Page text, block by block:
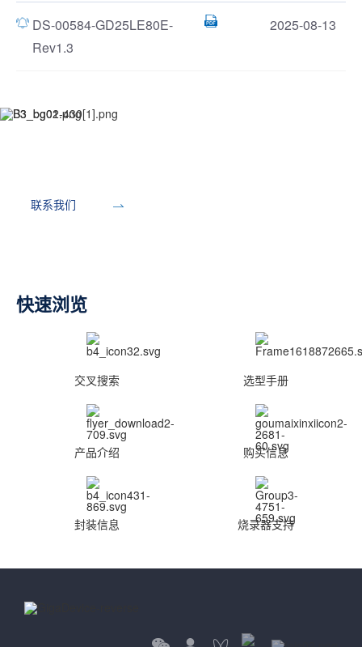
DS-00584-GD25LE80E-
Rev1.3
2025-08-13
联系我们
快速浏览
交叉搜索 选型手册
产品介绍 购买信息
封装信息 烧录器支持